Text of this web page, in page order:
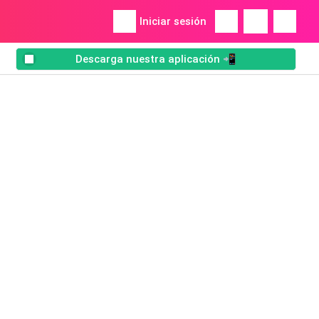
Iniciar sesión
Descarga nuestra aplicación 📲